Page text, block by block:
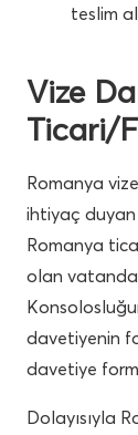
teslim
Vize
Ticari/
Romanya
ihtiyaç
Romanya
olan
davetiyenin
davetiye
Dolayısıyla